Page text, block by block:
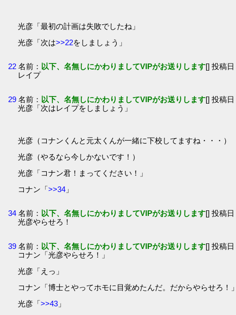
光彦「最初の計画は失敗でしたね」
光彦「次は>>22をしましょう」
22 名前： 以下、名無しにかわりましてVIPがお送りします[] 投稿
レイプ
29 名前： 以下、名無しにかわりましてVIPがお送りします[] 投稿
光彦「次はレイプをしましょう」
光彦（コナンくんと元太くんが一緒に下校してますね・・・）
光彦（やるなら今しかないです！）
光彦「コナン君！まってください！」
コナン「>>34 」
34 名前： 以下、名無しにかわりましてVIPがお送りします[] 投稿
光彦やらせろ！
39 名前： 以下、名無しにかわりましてVIPがお送りします[] 投稿
コナン「光彦やらせろ！」
光彦「えっ」
コナン「博士とやってホモに目覚めたんだ。だからやらせろ！」
光彦「>>43 」